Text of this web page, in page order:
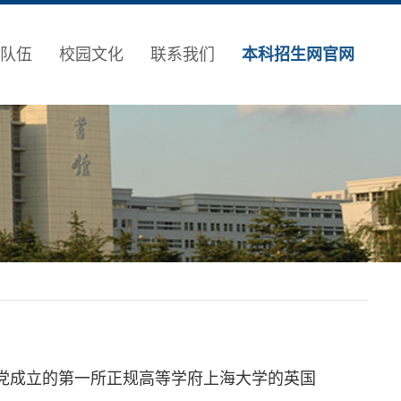
伍 校园文化 联系我们 本科招生网官网
立的第一所正规高等学府上海大学的英国